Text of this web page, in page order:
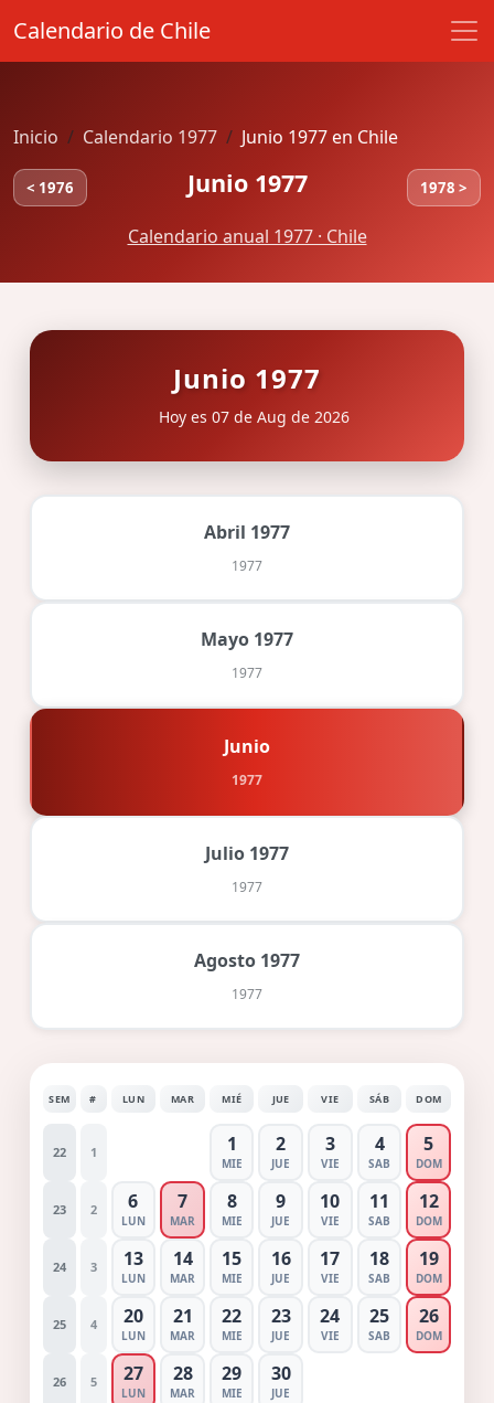
Calendario de Chile
Inicio Calendario 1977 Junio 1977 en Chile
< 1976 Junio 1977 1978 >
Calendario anual 1977 · Chile
Junio 1977
Hoy es 07 de Aug de 2026
Abril 1977
1977
Mayo 1977
1977
Junio
1977
Julio 1977
1977
Agosto 1977
1977
SEM # LUN MAR MIÉ JUE VIE SÁB DOM
22 1 1
MIE
2
JUE
3
VIE
4
SAB
5
DOM
23 2 6
LUN
7
MAR
8
MIE
9
JUE
10
VIE
11
SAB
12
DOM
24 3 13
LUN
14
MAR
15
MIE
16
JUE
17
VIE
18
SAB
19
DOM
25 4 20
LUN
21
MAR
22
MIE
23
JUE
24
VIE
25
SAB
26
DOM
26 5 27
LUN
28
MAR
29
MIE
30
JUE